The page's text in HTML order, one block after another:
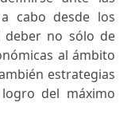
cabo desde los
deber no sólo de
al ámbito
estrategias
del máximo